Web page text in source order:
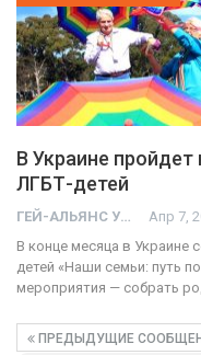
В Украине
ЛГБТ-детей
ГЕЙ-АЛЬЯНС УКРАИНА Апр 7,
В конце месяца в Украине
детей «Наши семьи: путь
мероприятия — собрать
ПРЕДЫДУЩИЕ